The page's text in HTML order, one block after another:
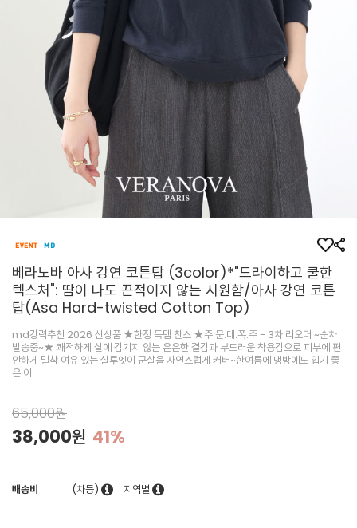
베라노바 아사 강연 코튼탑 (3color)*"드라이하고 쿨한
텍스처": 땀이 나도 끈적이지 않는 시원함/아사 강연 코튼
탑(Asa Hard-twisted Cotton Top)
md강력추천 2026 신상품 ★한정 득템 찬스 ★주.문.대.폭.주 - 3차 리오더 ~순차
발송중~★ 쾌적하게 살에 감기지 않는 은은한 결감과 부드러운 착용감으로 피부에 편
안하게 밀착 여유 있는 실루엣이 군살을 자연스럽게 커버~한여름에 냉방에도 입기 좋
은 아
65,000원
38,000원 41%
배송비 (차등) 지역별